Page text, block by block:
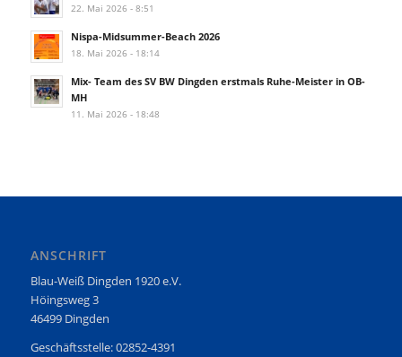
22. Mai 2026 - 8:51
Nispa-Midsummer-Beach 2026
18. Mai 2026 - 18:14
Mix- Team des SV BW Dingden erstmals Ruhe-Meister in OB-
MH
11. Mai 2026 - 18:48
ANSCHRIFT
Blau-Weiß Dingden 1920 e.V.
Höingsweg 3
46499 Dingden
Geschäftsstelle: 02852-4391